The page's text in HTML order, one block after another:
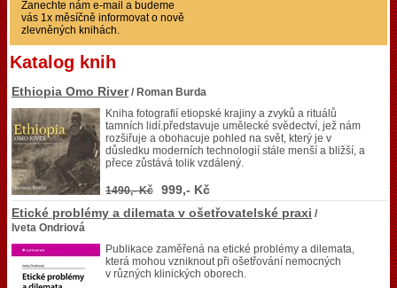
Zanechte nám e-mail a budeme
vás 1x měsíčně informovat o nově
zlevněných knihách.
Katalog knih
Ethiopia Omo River/ Roman Burda
Kniha fotografií etiopské krajiny a zvyků a rituálů
tamních lidí.představuje umělecké svědectví, jež nám
rozšiřuje a obohacuje pohled na svět, který je v
důsledku moderních technologií stále menší a bližší, a
přece zůstává tolik vzdálený.
1490,- Kč
999,- Kč
Etické problémy a dilemata v ošetřovatelské praxi /
Iveta Ondriová
Publikace zaměřená na etické problémy a dilemata,
která mohou vzniknout při ošetřování nemocných
v různých klinických oborech.